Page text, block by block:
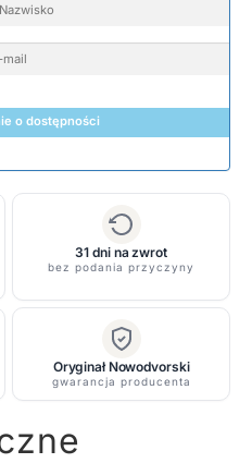
o dostępności
31 dni na zwrot
bez podania przyczyny
Oryginał Nowodvorski
gwarancja producenta